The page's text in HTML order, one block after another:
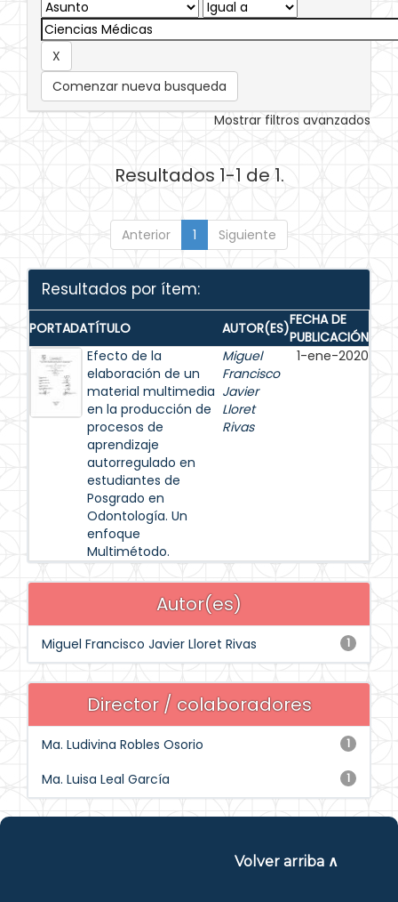
Comenzar nueva busqueda
Mostrar filtros avanzados
Resultados 1-1 de 1.
Anterior 1 Siguiente
Resultados por ítem:
PORTADATÍTULO AUTOR(ES)FECHA DE
PUBLICACIÓN
Efecto de la
elaboración de un
material multimedia
en la producción de
procesos de
aprendizaje
autorregulado en
estudiantes de
Posgrado en
Odontología. Un
enfoque
Multimétodo.
Miguel
Francisco
Javier
Lloret
Rivas
1-ene-2020
Autor(es)
1
Miguel Francisco Javier Lloret Rivas
Director / colaboradores
1
Ma. Ludivina Robles Osorio
1
Ma. Luisa Leal García
Volver arriba ∧